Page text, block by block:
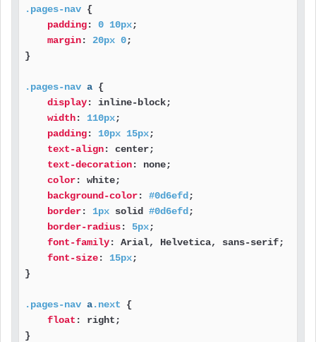
.pages-nav {
padding: 0 10px;
margin: 20px 0;
}
.pages-nav a {
display: inline-block;
width: 110px;
padding: 10px 15px;
text-align: center;
text-decoration: none;
color: white;
background-color: #0d6efd ;
border: 1px solid #0d6efd ;
border-radius: 5px;
font-family: Arial, Helvetica, sans-serif;
font-size: 15px;
}
.pages-nav a.next {
float : right;
}